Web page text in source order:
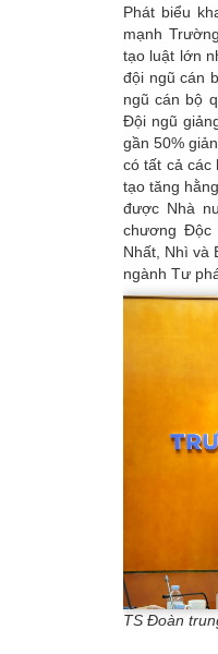
Phát biểu
mạnh
tạo luật lớn
đội ngũ cán
ngũ cán bộ
Đội ngũ
gần 50%
có tất cả các
tạo tăng
được Nhà
chương Độc
Nhất, Nhì và
ngành Tư
TS Đoàn